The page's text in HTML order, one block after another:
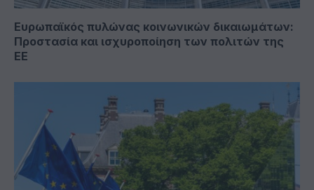
Ευρωπαϊκός πυλώνας κοινωνικών δικαιωμάτων:
Προστασία και ισχυροποίηση των πολιτών της
ΕΕ